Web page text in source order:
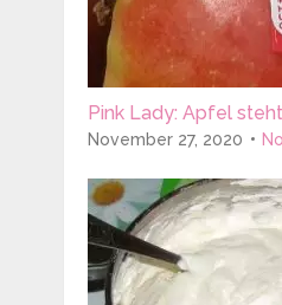
Pink Lady: Apfel
November 27, 2020